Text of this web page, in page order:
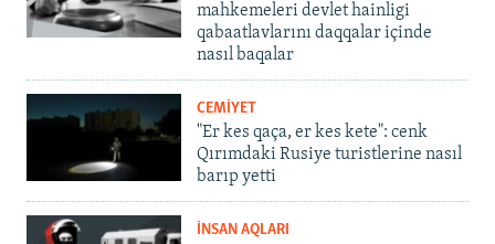
mahkemeleri devlet hainligi
qabaatlavlarını daqqalar içinde
nasıl baqalar
CEMİYET
"Er kes qaça, er kes kete": cenk
Qırımdaki Rusiye turistlerine nasıl
barıp yetti
İNSAN AQLARI